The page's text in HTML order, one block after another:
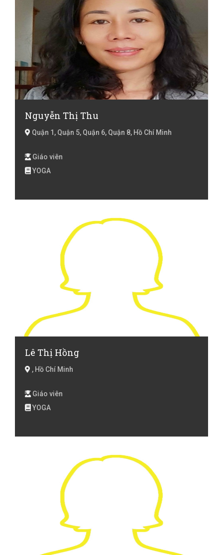
Nguyễn Thị Thu
Quận 1, Quận 5, Quận 6, Quận 8, Hồ Chí Minh
Giáo viên
YOGA
Lê Thị Hồng
, Hồ Chí Minh
Giáo viên
YOGA